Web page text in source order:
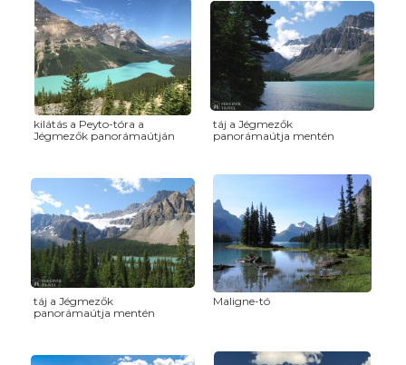
kilátás a Peyto-tóra a
Jégmezők panorámaútján
táj a Jégmezők
panorámaútja mentén
táj a Jégmezők
panorámaútja mentén
Maligne-tó